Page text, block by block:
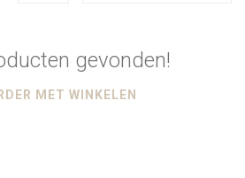
gevonden!
MET WINKELEN